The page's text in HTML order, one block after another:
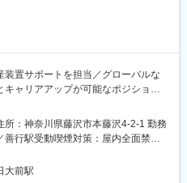
装置サポートを担当／グローバルな
ャリアアップが可能なポジション
入している海外の半導体メーカーを
後の装置サポートエンジニアリング
社内業務フローの理解から始め、
所：神奈川県藤沢市本藤沢4-2-1 勤務
行駅受動喫煙対策：屋内全面禁煙
業所（リモートワーク含む）
大前駅